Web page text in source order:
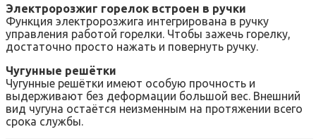
Электророзжиг горелок встроен в ручки
Функция электророзжига интегрирована в ручку
управления работой горелки. Чтобы зажечь горелку,
достаточно просто нажать и повернуть ручку.
Чугунные решётки
Чугунные решётки имеют особую прочность и
выдерживают без деформации большой вес. Внешний
вид чугуна остаётся неизменным на протяжении всего
срока службы.